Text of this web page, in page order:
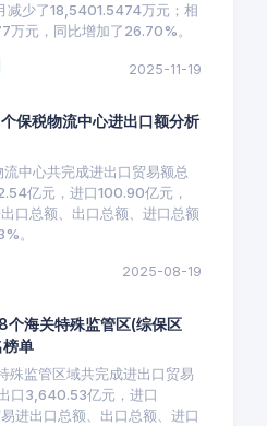
少了18,5401.5474万元；相
万元，同比增加了26.70%。
2025-11-19
保税物流中心进出口额分析
中心共完成进出口贸易额总
亿元，进口100.90亿元，
口总额、出口总额、进口总额
。
2025-08-19
海关特殊监管区(综保区
单
殊监管区域共完成进出口贸易
口3,640.53亿元，进口
进出口总额、出口总额、进口